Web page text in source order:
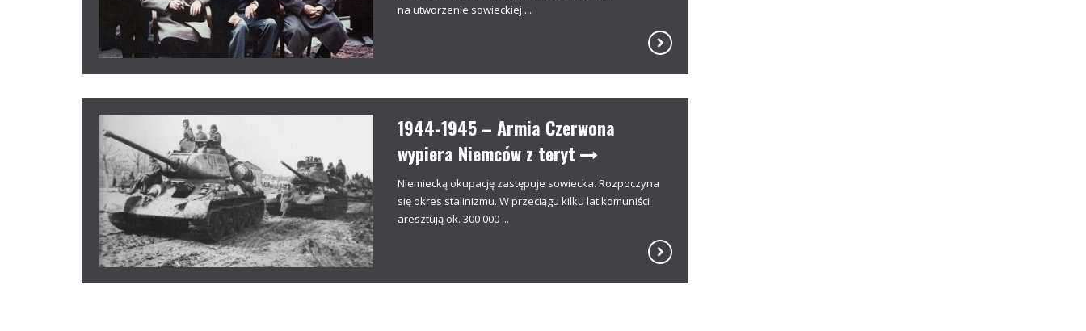
na utworzenie sowieckiej ...
1944-1945 – Armia Czerwona
wypiera Niemców z teryt
Niemiecką okupację zastępuje sowiecka. Rozpoczyna
się okres stalinizmu. W przeciągu kilku lat komuniści
aresztują ok. 300 000 ...